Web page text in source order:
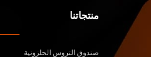
منتجاتنا
صندوق التروس الحلزونية